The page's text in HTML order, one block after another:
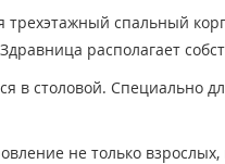
трехэтажный спальный
располагает
в столовой. Специально
не только